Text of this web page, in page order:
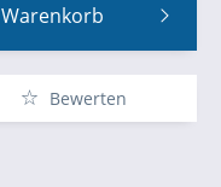
Warenkorb
Bewerten